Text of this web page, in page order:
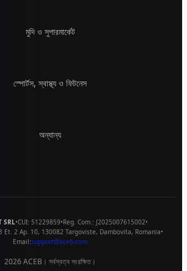
মুদি ও সুপারমার্কেট
স্পোর্টস, স্বাস্থ্য ও ফিটনেস
অন্যান্য
SRL•CUI: 51229859•Reg. Com.: J2025007615002•
Et. 2 Ap. 10, 130082 Targoviste, Dambovita, Romania•
Email:support@aceb.com
2026ACEB। সর্বস্বত্ব সংরক্ষিত।